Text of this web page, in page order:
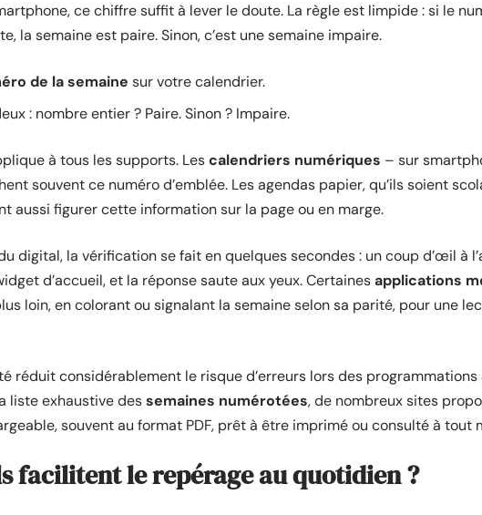
ce chiffre suffit à lever le doute. La règle est limpide : si le
la semaine est paire. Sinon, c’est une semaine impaire.
de la semaine sur votre calendrier.
: nombre entier ? Paire. Sinon ? Impaire.
à tous les supports. Lescalendriers numériques – sur
souvent ce numéro d’emblée. Les agendas papier, qu’ils soient
aussi figurer cette information sur la page ou en marge.
digital, la vérification se fait en quelques secondes : un coup d’œil à
d’accueil, et la réponse saute aux yeux. Certainesapplications
loin, en colorant ou signalant la semaine selon sa parité, pour une
réduit considérablement le risque d’erreurs lors des programmations
liste exhaustive dessemaines numérotées, de nombreux sites
souvent au format PDF, prêt à être imprimé ou consulté à tout
facilitent le repérage au quotidien ?